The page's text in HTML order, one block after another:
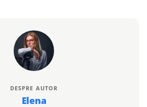
DESPRE AUTOR
Elena